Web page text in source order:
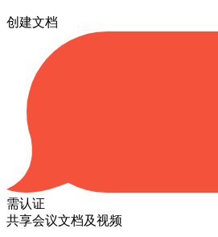
创建文档
需认证
共享会议文档及视频